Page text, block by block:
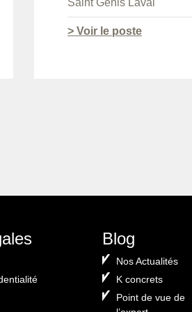
Saint Genis Laval
> Voir le poste
Blog
Nos Actualités
K concrets
Point de vue de